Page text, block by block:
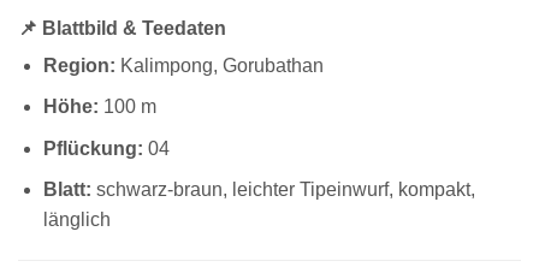
📌 Blattbild & Teedaten
Region: Kalimpong, Gorubathan
Höhe: 100 m
Pflückung: 04
Blatt: schwarz-braun, leichter Tipeinwurf, kompakt,
länglich